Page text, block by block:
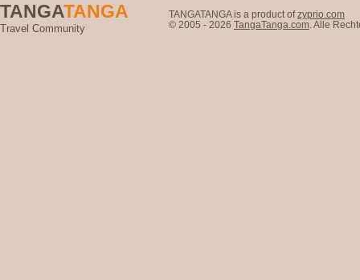
TANGATANGA
Travel Community
TANGATANGA is a product ofzyprio.com
© 2005 - 2026 TangaTanga.com . Alle